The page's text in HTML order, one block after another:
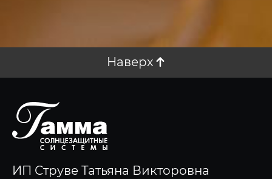
Наверх
ИП Струве Татьяна Викторовна